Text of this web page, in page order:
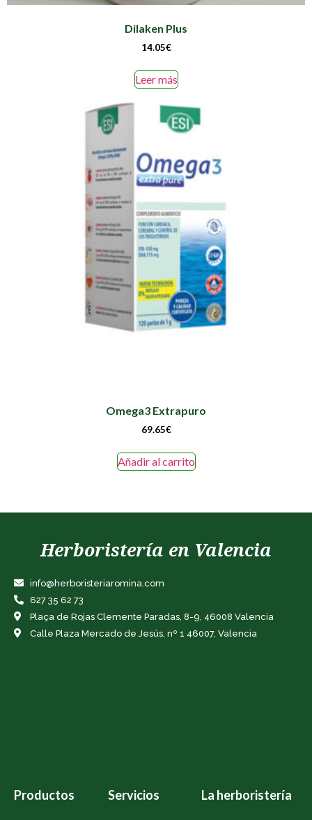
Dilaken Plus
14.05€
Leer más
Omega3 Extrapuro
69.65€
Añadir al carrito
Herboristería en Valencia
info@herboristeriaromina.com
627 35 62 73
Plaça de Rojas Clemente Paradas, 8-9, 46008 Valencia
Calle Plaza Mercado de Jesús, nº 1 46007, Valencia
Productos Servicios La herboristería